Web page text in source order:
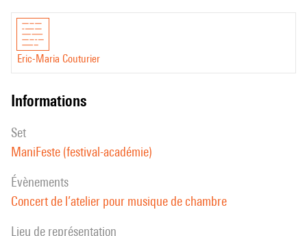
Eric-Maria Couturier
informations
set
ManiFeste (festival-académie)
évènements
Concert de l’atelier pour musique de chambre
Lieu de représentation